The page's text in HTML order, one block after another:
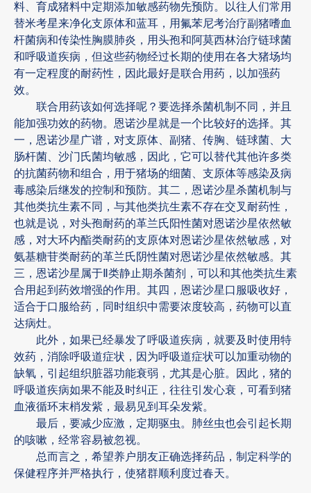
料、育成猪料中定期添加敏感药物先预防。以往人们常用
替米考星来净化支原体和蓝耳，用氟苯尼考治疗副猪嗜血
杆菌病和传染性胸膜肺炎，用头孢和阿莫西林治疗链球菌
和呼吸道疾病，但这些药物经过长期的使用在各大猪场均
有一定程度的耐药性，因此最好是联合用药，以加强药
效。
联合用药该如何选择呢？要选择杀菌机制不同，并且
能加强功效的药物。恩诺沙星就是一个比较好的选择。其
一，恩诺沙星广谱，对支原体、副猪、传胸、链球菌、大
肠杆菌、沙门氏菌均敏感，因此，它可以替代其他许多类
的抗菌药物和组合，用于猪场的细菌、支原体等感染及病
毒感染后继发的控制和预防。其二，恩诺沙星杀菌机制与
其他类抗生素不同，与其他类抗生素不存在交叉耐药性，
也就是说，对头孢耐药的革兰氏阳性菌对恩诺沙星依然敏
感，对大环内酯类耐药的支原体对恩诺沙星依然敏感，对
氨基糖苷类耐药的革兰氏阴性菌对恩诺沙星依然敏感。其
三，恩诺沙星属于Ⅱ类静止期杀菌剂，可以和其他类抗生素
合用起到药效增强的作用。其四，恩诺沙星口服吸收好，
适合于口服给药，同时组织中需要浓度较高，药物可以直
达病灶。
此外，如果已经暴发了呼吸道疾病，就要及时使用特
效药，消除呼吸道症状，因为呼吸道症状可以加重动物的
缺氧，引起组织脏器功能衰弱，尤其是心脏。因此，猪的
呼吸道疾病如果不能及时纠正，往往引发心衰，可看到猪
血液循环末梢发紫，最易见到耳朵发紫。
最后，要减少应激，定期驱虫。肺丝虫也会引起长期
的咳嗽，经常容易被忽视。
总而言之，希望养户朋友正确选择药品，制定科学的
保健程序并严格执行，使猪群顺利度过春天。